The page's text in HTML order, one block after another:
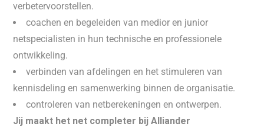
verbetervoorstellen.
coachen en begeleiden van medior en junior
netspecialisten in hun technische en professionele
ontwikkeling.
verbinden van afdelingen en het stimuleren van
kennisdeling en samenwerking binnen de organisatie.
controleren van netberekeningen en ontwerpen.
Jij maakt het net completer bij Alliander